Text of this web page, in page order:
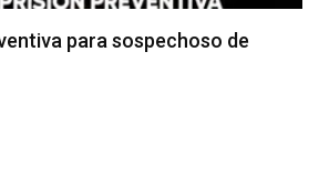
y hacen largas filas para